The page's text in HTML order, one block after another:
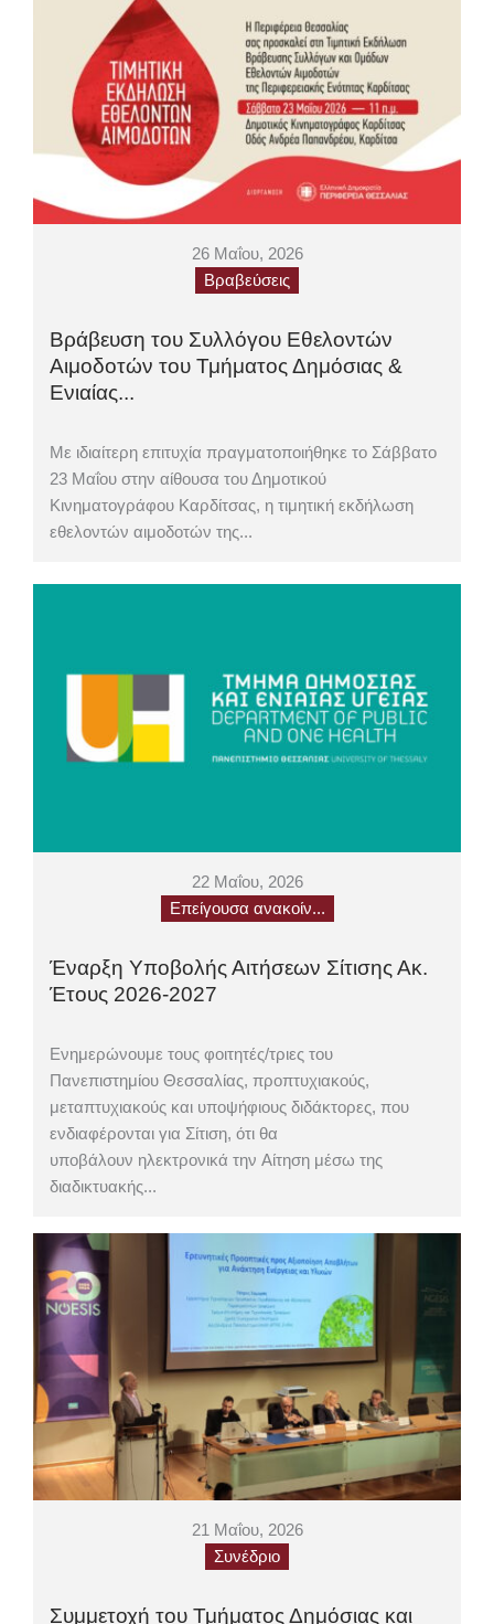
26 Μαΐου, 2026
Βραβεύσεις
Βράβευση του Συλλόγου Εθελοντών
Αιμοδοτών του Τμήματος Δημόσιας &
Ενιαίας...
Με ιδιαίτερη επιτυχία πραγματοποιήθηκε το Σάββατο
23 Μαΐου στην αίθουσα του Δημοτικού
Κινηματογράφου Καρδίτσας, η τιμητική εκδήλωση
εθελοντών αιμοδοτών της...
22 Μαΐου, 2026
Επείγουσα ανακοίν...
Έναρξη Υποβολής Αιτήσεων Σίτισης Ακ.
Έτους 2026-2027
Ενημερώνουμε τους φοιτητές/τριες του
Πανεπιστημίου Θεσσαλίας, προπτυχιακούς,
μεταπτυχιακούς και υποψήφιους διδάκτορες, που
ενδιαφέρονται για Σίτιση, ότι θα
υποβάλουν ηλεκτρονικά την Αίτηση μέσω της
διαδικτυακής...
21 Μαΐου, 2026
Συνέδριο
Συμμετοχή του Τμήματος Δημόσιας και